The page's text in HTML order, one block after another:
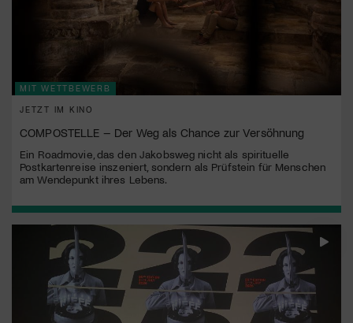
MIT WETTBEWERB
JETZT IM KINO
COMPOSTELLE – Der Weg als Chance zur Versöhnung
Ein Roadmovie, das den Jakobsweg nicht als spirituelle
Postkartenreise inszeniert, sondern als Prüfstein für Menschen
am Wendepunkt ihres Lebens.